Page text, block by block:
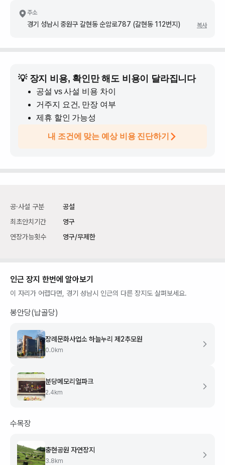
주소
경기 성남시 중원구 갈현동 순암로787 (갈현동 112번지) 복사
💡 장지 비용, 확인만 해도 비용이 달라집니다
공설 vs 사설 비용 차이
거주지 요건, 만장 여부
제휴 할인 가능성
내 조건에 맞는 예상 비용 진단하기
공·사설 구분
공설
최초안치기간
영구
연장가능횟수
영구/무제한
인근 장지 한번에 알아보기
이 자리가 어렵다면, 경기 성남시 인근의 다른 장지도 살펴보세요.
봉안당(납골당)
장례문화사업소 하늘누리 제2추모원
0.0 km
분당메모리얼파크
2.4 km
수목장
충현공원 자연장지
3.8 km